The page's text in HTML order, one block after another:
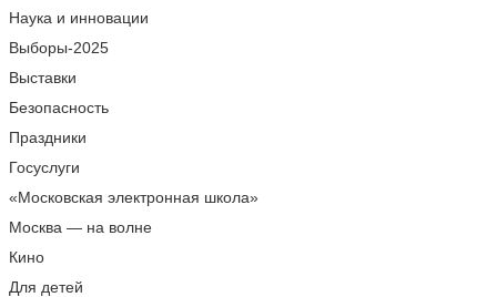
Наука и инновации
Выборы-2025
Выставки
Безопасность
Праздники
Госуслуги
«Московская электронная школа»
Москва — на волне
Кино
Для детей